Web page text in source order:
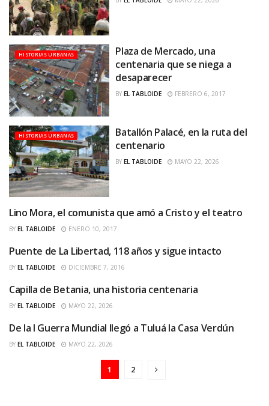
HISTORIAS URBANAS
Plaza de Mercado, una
centenaria que se niega a
desaparecer
BY EL TABLOIDE FEBRERO 6, 2017
HISTORIAS URBANAS
Batallón Palacé, en la ruta del
centenario
BY EL TABLOIDE MAYO 22, 2026
HISTORIAS URBANAS
Lino Mora, el comunista que amó a Cristo y el teatro
BY EL TABLOIDE ENERO 10, 2017
HISTORIAS URBANAS
Puente de La Libertad, 118 años y sigue intacto
BY EL TABLOIDE DICIEMBRE 7, 2016
HISTORIAS URBANAS
Capilla de Betania, una historia centenaria
BY EL TABLOIDE MAYO 22, 2026
HISTORIAS URBANAS
De la I Guerra Mundial llegó a Tuluá la Casa Verdún
BY EL TABLOIDE MAYO 22, 2026
1 2